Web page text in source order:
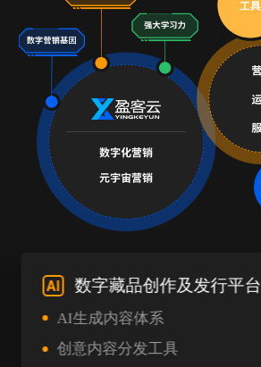
数字藏品创作及发行平台
AI生成内容体系
创意内容分发工具